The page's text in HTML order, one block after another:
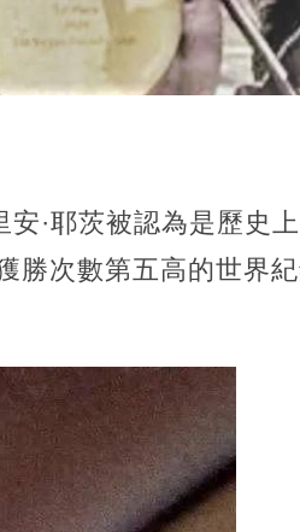
·耶茨被認為是歷史
勝次數第五高的世界